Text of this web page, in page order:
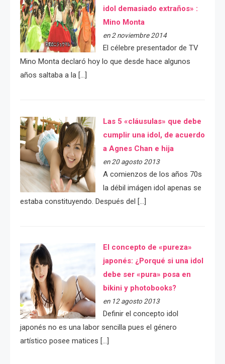
idol demasiado extraños» :
Mino Monta
en 2 noviembre 2014
El célebre presentador de TV
Mino Monta declaró hoy lo que desde hace algunos
años saltaba a la […]
Las 5 «cláusulas» que debe
cumplir una idol, de acuerdo
a Agnes Chan e hija
en 20 agosto 2013
A comienzos de los años 70s
la débil imágen idol apenas se
estaba constituyendo. Después del […]
El concepto de «pureza»
japonés: ¿Porqué si una idol
debe ser «pura» posa en
bikini y photobooks?
en 12 agosto 2013
Definir el concepto idol
japonés no es una labor sencilla pues el género
artístico posee matices […]